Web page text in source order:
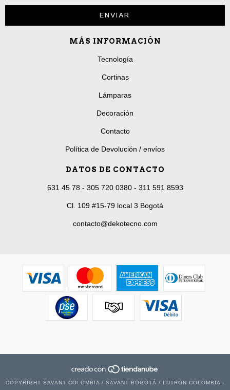
MÁS INFORMACIÓN
Tecnología
Cortinas
Lámparas
Decoración
Contacto
Política de Devolución / envíos
DATOS DE CONTACTO
631 45 78 - 305 720 0380 - 311 591 8593
Cl. 109 #15-79 local 3 Bogotá
contacto@dekotecno.com
COPYRIGHT SAVANT COLOMBIA / SAVANT BOGOTÁ / LUTRON COLOMBIA -